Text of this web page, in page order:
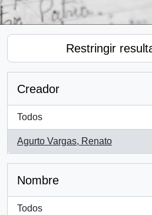
Restringir
Creador
Todos
Agurto Vargas, Renato
, 1 resultados
Nombre
Todos